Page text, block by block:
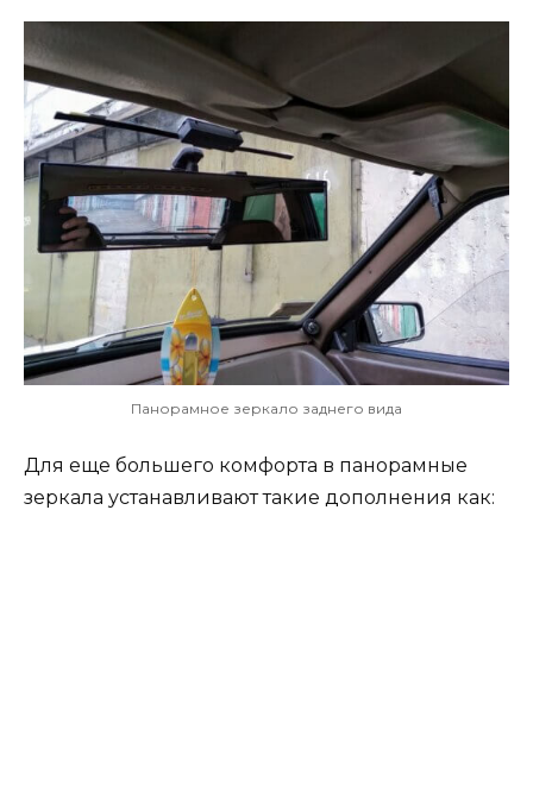
Панорамное зеркало заднего вида
Для еще большего комфорта в панорамные
зеркала устанавливают такие дополнения как: